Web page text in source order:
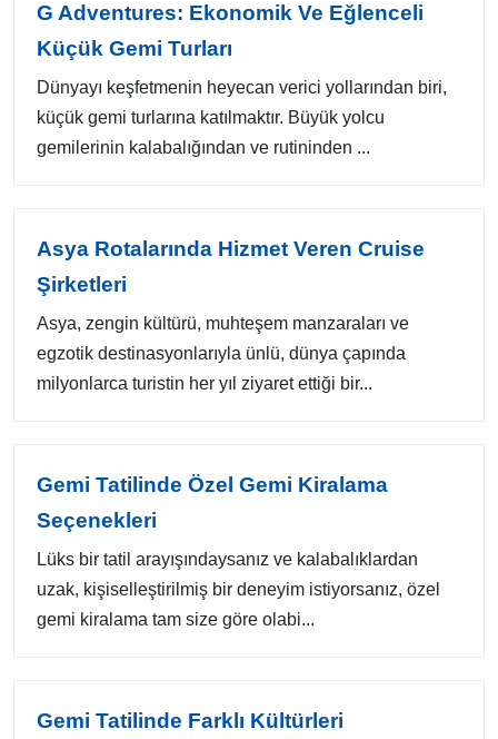
G Adventures: Ekonomik Ve Eğlenceli
Küçük Gemi Turları
Dünyayı keşfetmenin heyecan verici yollarından biri,
küçük gemi turlarına katılmaktır. Büyük yolcu
gemilerinin kalabalığından ve rutininden ...
Asya Rotalarında Hizmet Veren Cruise
Şirketleri
Asya, zengin kültürü, muhteşem manzaraları ve
egzotik destinasyonlarıyla ünlü, dünya çapında
milyonlarca turistin her yıl ziyaret ettiği bir...
Gemi Tatilinde Özel Gemi Kiralama
Seçenekleri
Lüks bir tatil arayışındaysanız ve kalabalıklardan
uzak, kişiselleştirilmiş bir deneyim istiyorsanız, özel
gemi kiralama tam size göre olabi...
Gemi Tatilinde Farklı Kültürleri